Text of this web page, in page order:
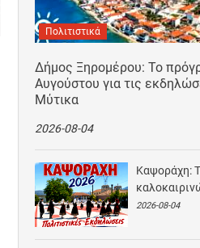
Πολιτιστικά
Δήμος Ξηρομέρου: Το
Αυγούστου για τις
Μύτικα
2026-08-04
Καψοράχη:
2026-08-04